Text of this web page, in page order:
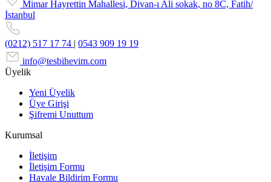
Mimar Hayrettin Mahallesi, Divan-ı Ali sokak, no 8C, Fatih/
İstanbul
(0212) 517 17 74 | 0543 909 19 19
info@tesbihevim.com
Üyelik
Yeni Üyelik
Üye Girişi
Şifremi Unuttum
Kurumsal
İletişim
İletişim Formu
Havale Bildirim Formu